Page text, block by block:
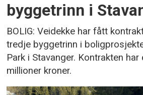
byggetrinn i
BOLIG: Veidekke har fått
tredje byggetrinn i
Park i Stavanger. Kontrakten
millioner kroner.